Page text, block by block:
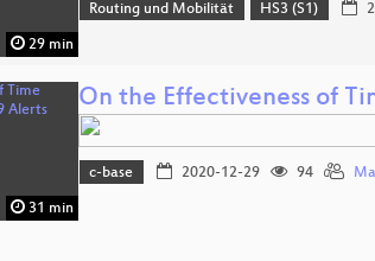
29 min
Routing und Mobilität HS3 (S1)
31 min
On the Effectiveness of
c-base 2020-12-29 94